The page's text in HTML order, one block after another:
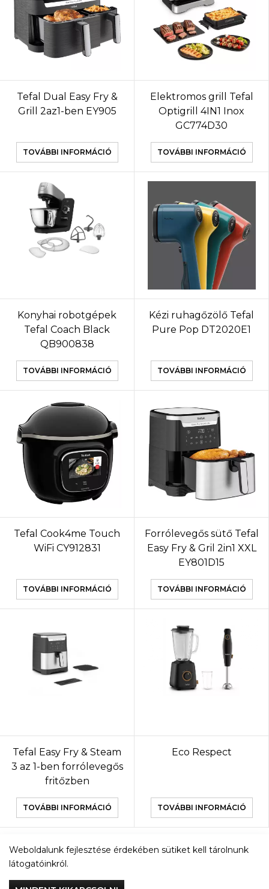
Tefal Dual Easy Fry &
Grill 2az1-ben EY905
TOVÁBBI INFORMÁCIÓ
Elektromos grill Tefal
Optigrill 4IN1 Inox
GC774D30
TOVÁBBI INFORMÁCIÓ
Konyhai robotgépek
Tefal Coach Black
QB900838
TOVÁBBI INFORMÁCIÓ
Kézi ruhagőzölő Tefal
Pure Pop DT2020E1
TOVÁBBI INFORMÁCIÓ
Tefal Cook4me Touch
WiFi CY912831
TOVÁBBI INFORMÁCIÓ
Forrólevegős sütő Tefal
Easy Fry & Gril 2in1 XXL
EY801D15
TOVÁBBI INFORMÁCIÓ
Tefal Easy Fry & Steam
3 az 1-ben forrólevegős
fritőzben
TOVÁBBI INFORMÁCIÓ
Eco Respect
TOVÁBBI INFORMÁCIÓ
TOVÁBBI TERMÉKEK
Weboldalunk fejlesztése érdekében sütiket kell tárolnunk
látogatóinkról.